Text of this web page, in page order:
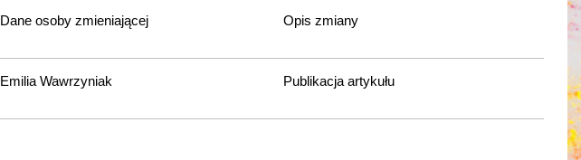
Dane osoby zmieniającej Opis zmiany
Emilia Wawrzyniak Publikacja artykułu